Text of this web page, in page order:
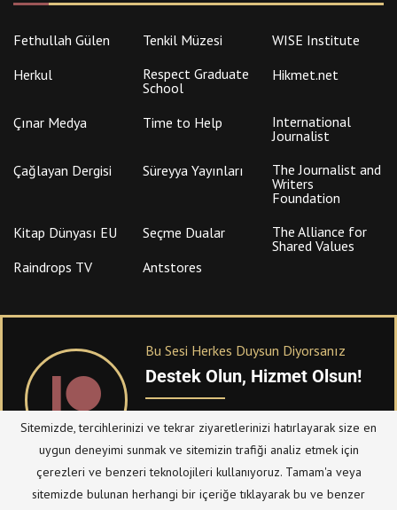
Fethullah Gülen Tenkil Müzesi
WISE Institute
Herkul
Respect Graduate
School
Hikmet.net
Çınar Medya Time to Help
International
Journalist
Çağlayan Dergisi
Süreyya Yayınları
The Journalist and
Writers
Foundation
Kitap Dünyası EU
Seçme Dualar
The Alliance for
Shared Values
Raindrops TV
Antstores
Bu Sesi Herkes Duysun Diyorsanız
Destek Olun, Hizmet Olsun!
PATREONüzerinden sitemize bağışta
bulanabilirsiniz.
Sitemizde, tercihlerinizi ve tekrar ziyaretlerinizi hatırlayarak size en
uygun deneyimi sunmak ve sitemizin trafiği analiz etmek için
çerezleri ve benzeri teknolojileri kullanıyoruz. Tamam'a veya
sitemizde bulunan herhangi bir içeriğe tıklayarak bu ve benzer